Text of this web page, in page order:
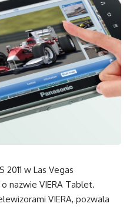
2011 w Las Vegas
nazwie VIERA Tablet.
VIERA, pozwala